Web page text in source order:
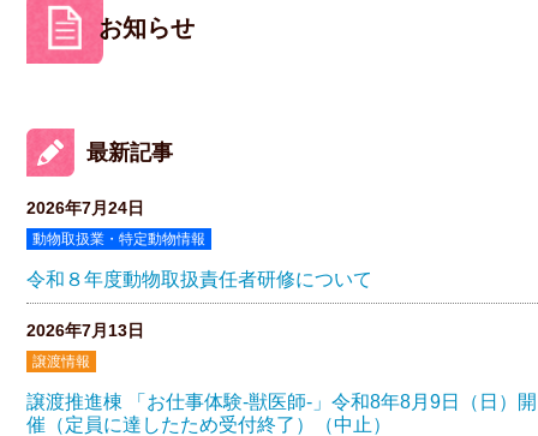
お知らせ
最新記事
2026年7月24日
動物取扱業・特定動物情報
令和８年度動物取扱責任者研修について
2026年7月13日
譲渡情報
譲渡推進棟 「お仕事体験-獣医師-」令和8年8月9日（日）開
催（定員に達したため受付終了）（中止）